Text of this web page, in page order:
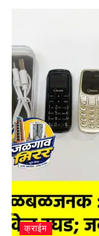
क्राईम